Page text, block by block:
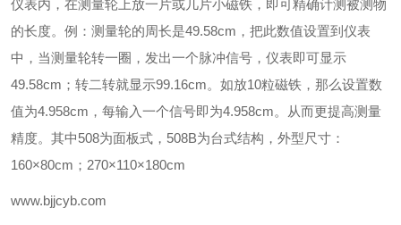
仪表内，在测量轮上放一片或几片小磁铁，即可精确计测被测物
的长度。例：测量轮的周长是49.58cm ，把此数值设置到仪表
中，当测量轮转一圈，发出一个脉冲信号，仪表即可显示
49.58cm ；转二转就显示99.16cm。如放10粒磁铁，那么设置数
值为4.958cm ，每输入一个信号即为4.958cm。从而更提高测量
精度。其中508为面板式， 508B为台式结构，外型尺寸：
160×80cm ； 270×110×180cm
www.bjjcyb.com